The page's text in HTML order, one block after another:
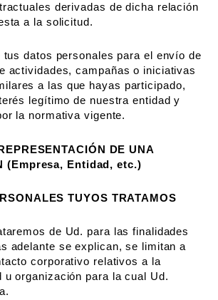
derivadas de dicha relación
a la solicitud.
tus datos personales para el envío de
actividades, campañas o iniciativas
a las que hayas participado,
legítimo de nuestra entidad y
la normativa vigente.
DE UNA
(Empresa, Entidad, etc.)
TUYOS TRATAMOS
de Ud. para las finalidades
adelante se explican, se limitan a
corporativo relativos a la
u organización para la cual Ud.